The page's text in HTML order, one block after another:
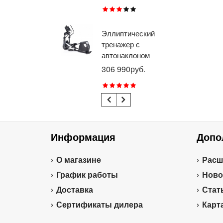
Эллиптический
тренажер с
автонаклоном
профессиональный
BRONZE GYM
E1000M PRO
TURBO (new)
306 990руб.
Информация
О магазине
График работы
Доставка
Сертификаты дилера